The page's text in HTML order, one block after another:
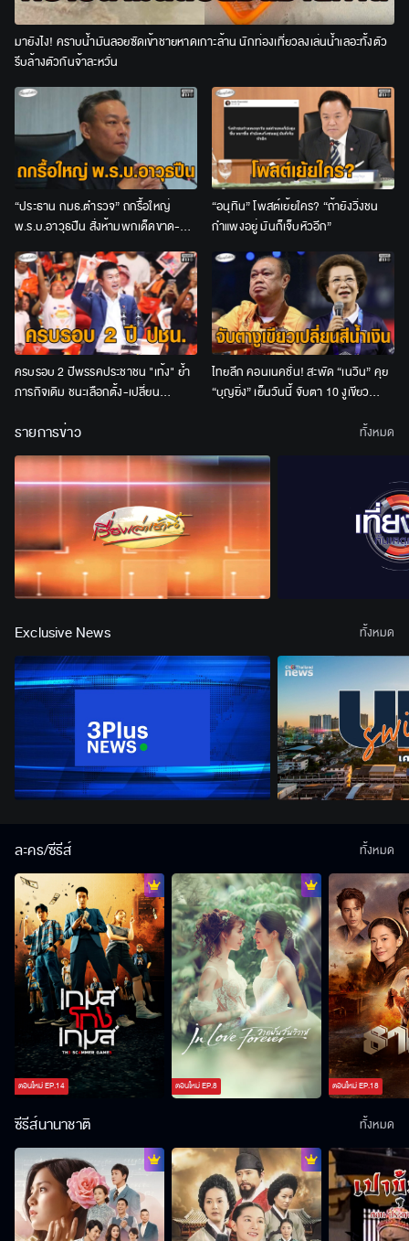
มายังไง! คราบน้ำมันลอยซัดเข้าชายหาดเกาะล้าน นักท่องเที่ยวลงเล่นน้ำเลอะทั้งตัว
รีบล้างตัวกันจ้าละหวั่น
“ประธาน กมธ.ตำรวจ” ถกรื้อใหญ่
พ.ร.บ.อาวุธปืน สั่งห้ามพกเด็ดขาด-
เจ้าของปืนต้องร่วมรับโทษด้วย
“อนุทิน” โพสต์เย้ยใคร? “ถ้ายังวิ่งชน
กำแพงอยู่ มันก็เจ็บหัวอีก”
ครบรอบ 2 ปีพรรคประชาชน "เท้ง" ย้ำ
ภารกิจเดิม ชนะเลือกตั้ง-เปลี่ยน
ไทยลีก คอนเนคชั่น! สะพัด “เนวิน” คุย
“บุญยิ่ง” เย็นวันนี้ จับตา 10 งูเขียว
รายการข่าว ทั้งหมด
Exclusive News ทั้งหมด
ละคร/ซีรีส์
ตอนใหม่EP.14 ตอนใหม่EP.8 ตอนใหม่EP.18
ทั้งหมด
ซีรีส์นานาชาติ ทั้งหมด